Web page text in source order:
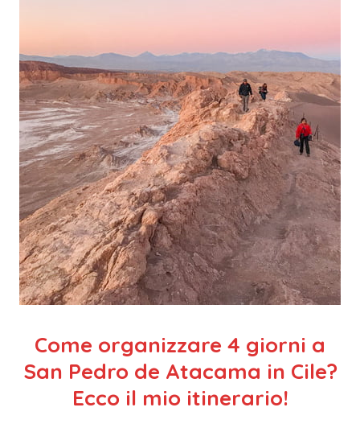
Come organizzare 4 giorni a
San Pedro de Atacama in Cile?
Ecco il mio itinerario!